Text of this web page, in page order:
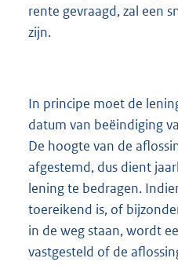
rente gevraagd, zal een
zijn.
In principe moet de
datum van beëindiging
De hoogte van de
afgestemd, dus dient
lening te bedragen.
toereikend is, of
in de weg staan, wordt
vastgesteld of de